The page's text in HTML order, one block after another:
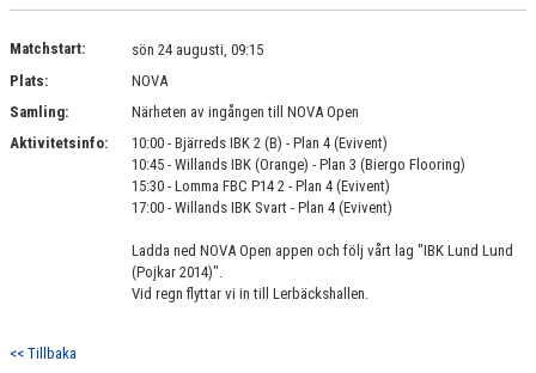
KONTAKT
Matchstart:
sön 24 augusti, 09:15
Plats:
NOVA
Samling:
Närheten av ingången till NOVA Open
Aktivitetsinfo:
10:00 - Bjärreds IBK 2 (B) - Plan 4 (Evivent)
10:45 - Willands IBK (Orange) - Plan 3 (Biergo Flooring)
15:30 - Lomma FBC P14 2 - Plan 4 (Evivent)
17:00 - Willands IBK Svart - Plan 4 (Evivent)
Ladda ned NOVA Open appen och följ vårt lag "IBK Lund Lund
(Pojkar 2014)".
Vid regn flyttar vi in till Lerbäckshallen.
<< Tillbaka